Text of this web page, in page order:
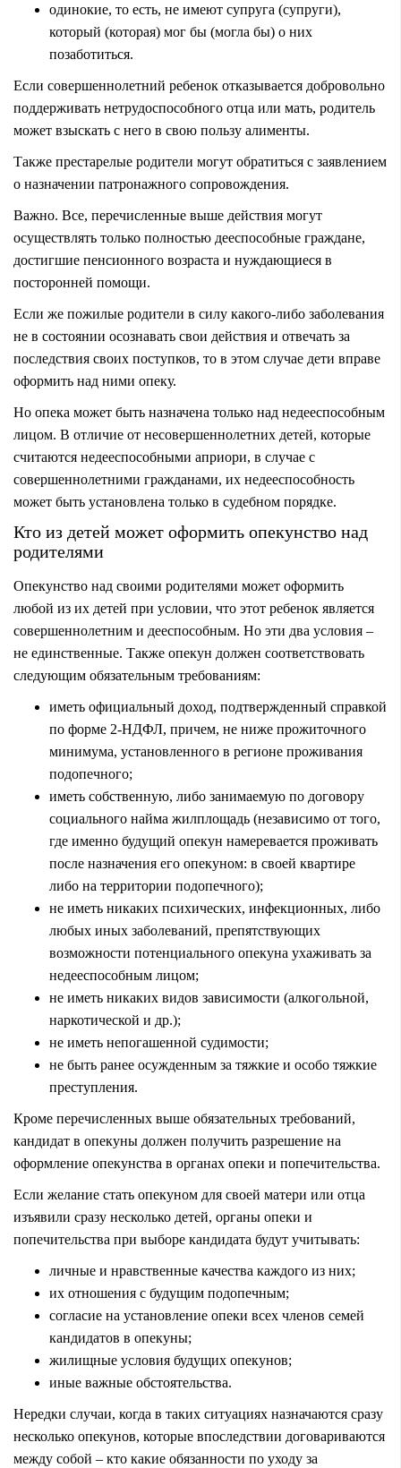
одинокие, то есть, не имеют супруга (супруги),
который (которая) мог бы (могла бы) о них
позаботиться.
Если совершеннолетний ребенок отказывается добровольно
поддерживать нетрудоспособного отца или мать, родитель
может взыскать с него в свою пользу алименты.
Также престарелые родители могут обратиться с заявлением
о назначении патронажного сопровождения.
Важно. Все, перечисленные выше действия могут
осуществлять только полностью дееспособные граждане,
достигшие пенсионного возраста и нуждающиеся в
посторонней помощи.
Если же пожилые родители в силу какого-либо заболевания
не в состоянии осознавать свои действия и отвечать за
последствия своих поступков, то в этом случае дети вправе
оформить над ними опеку.
Но опека может быть назначена только над недееспособным
лицом. В отличие от несовершеннолетних детей, которые
считаются недееспособными априори, в случае с
совершеннолетними гражданами, их недееспособность
может быть установлена только в судебном порядке.
Кто из детей может оформить опекунство над
родителями
Опекунство над своими родителями может оформить
любой из их детей при условии, что этот ребенок является
совершеннолетним и дееспособным. Но эти два условия –
не единственные. Также опекун должен соответствовать
следующим обязательным требованиям:
иметь официальный доход, подтвержденный справкой
по форме 2-НДФЛ, причем, не ниже прожиточного
минимума, установленного в регионе проживания
подопечного;
иметь собственную, либо занимаемую по договору
социального найма жилплощадь (независимо от того,
где именно будущий опекун намеревается проживать
после назначения его опекуном: в своей квартире
либо на территории подопечного);
не иметь никаких психических, инфекционных, либо
любых иных заболеваний, препятствующих
возможности потенциального опекуна ухаживать за
недееспособным лицом;
не иметь никаких видов зависимости (алкогольной,
наркотической и др.);
не иметь непогашенной судимости;
не быть ранее осужденным за тяжкие и особо тяжкие
преступления.
Кроме перечисленных выше обязательных требований,
кандидат в опекуны должен получить разрешение на
оформление опекунства в органах опеки и попечительства.
Если желание стать опекуном для своей матери или отца
изъявили сразу несколько детей, органы опеки и
попечительства при выборе кандидата будут учитывать:
личные и нравственные качества каждого из них;
их отношения с будущим подопечным;
согласие на установление опеки всех членов семей
кандидатов в опекуны;
жилищные условия будущих опекунов;
иные важные обстоятельства.
Нередки случаи, когда в таких ситуациях назначаются сразу
несколько опекунов, которые впоследствии договариваются
между собой – кто какие обязанности по уходу за